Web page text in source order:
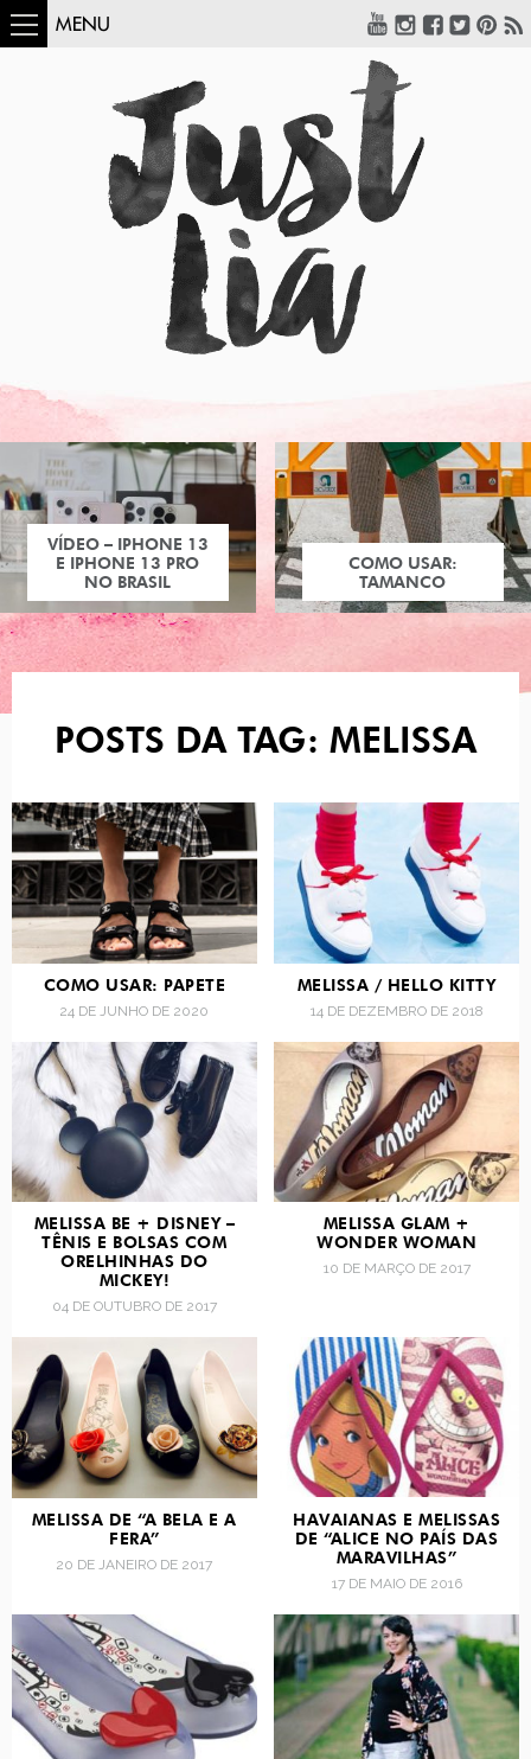
MENU
COMO USAR:
TAMANCO
POSTS DA TAG: MELISSA
COMO USAR: PAPETE
24 DE JUNHO DE 2020
MELISSA / HELLO KITTY
14 DE DEZEMBRO DE 2018
MELISSA BE + DISNEY –
TÊNIS E BOLSAS COM
ORELHINHAS DO
MICKEY!
04 DE OUTUBRO DE 2017
MELISSA GLAM +
WONDER WOMAN
10 DE MARÇO DE 2017
MELISSA DE “A BELA E A
FERA”
20 DE JANEIRO DE 2017
HAVAIANAS E MELISSAS
DE “ALICE NO PAÍS DAS
MARAVILHAS”
17 DE MAIO DE 2016